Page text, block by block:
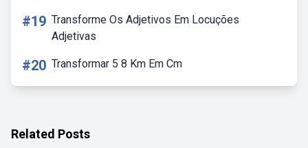
#19 Transforme Os Adjetivos Em Locuções
Adjetivas
#20 Transformar 5 8 Km Em Cm
Related Posts